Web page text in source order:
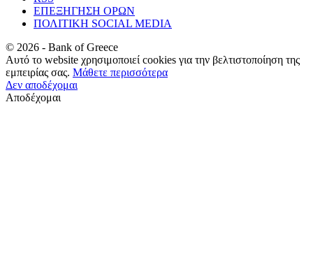
ΕΠΕΞΗΓΗΣΗ ΟΡΩΝ
ΠΟΛΙΤΙΚΗ SOCIAL MEDIA
© 2026 - Bank of Greece
Αυτό το website χρησιμοποιεί cookies για την βελτιστοποίηση της
εμπειρίας σας. Μάθετε περισσότερα
Δεν αποδέχομαι
Αποδέχομαι